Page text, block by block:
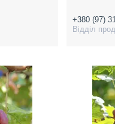
+380 (97)
Відділ